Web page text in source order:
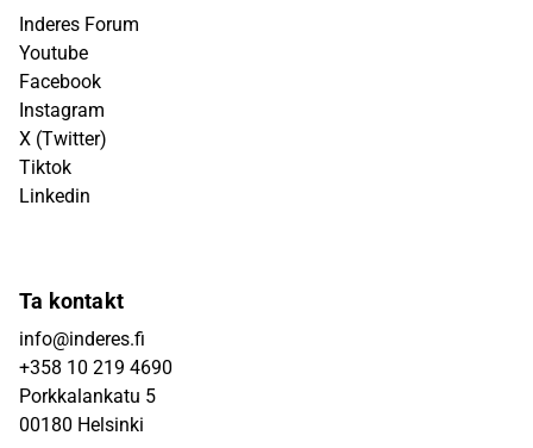
Inderes Forum
Youtube
Facebook
Instagram
X (Twitter)
Tiktok
Linkedin
Ta kontakt
info@inderes.fi
+358 10 219 4690
Porkkalankatu 5
00180 Helsinki